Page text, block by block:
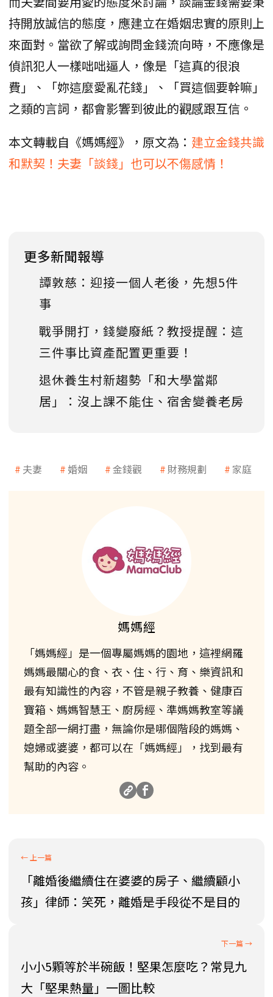
持開放誠信的態度，應建立在婚姻忠實的原則上
來面對。當欲了解或詢問金錢流向時，不應像是
偵訊犯人一樣咄咄逼人，像是「這真的很浪
費」、「妳這麼愛亂花錢」、「買這個要幹嘛」
之類的言詞，都會影響到彼此的觀感跟互信。
本文轉載自《媽媽經》，原文為： 建立金錢共識
和默契！夫妻「談錢」也可以不傷感情！
更多新聞報導
譚敦慈：迎接一個人老後，先想5件
事
戰爭開打，錢變廢紙？教授提醒：這
三件事比資產配置更重要！
退休養生村新趨勢「和大學當鄰
居」：沒上課不能住、宿舍變養老房
夫妻 婚姻 金錢觀 財務規劃 家庭
媽媽經
「媽媽經」是一個專屬媽媽的園地，這裡網羅
媽媽最關心的食、衣、住、行、育、樂資訊和
最有知識性的內容，不管是親子教養、健康百
寶箱、媽媽智慧王、廚房經、準媽媽教室等議
題全部一網打盡，無論你是哪個階段的媽媽、
媳婦或婆婆，都可以在「媽媽經」，找到最有
幫助的內容。
「離婚後繼續住在婆婆的房子、繼續顧小
孩」律師：笑死，離婚是手段從不是目的
小小5顆等於半碗飯！堅果怎麼吃？常見九
大「堅果熱量」一圖比較